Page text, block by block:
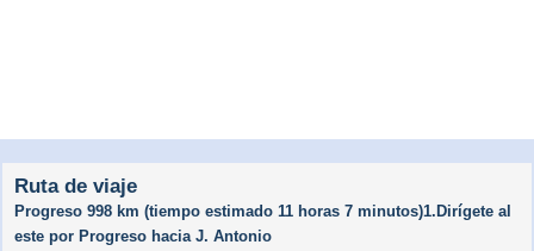
Ruta de viaje
Progreso 998 km (tiempo estimado 11 horas 7 minutos)1.Dirígete al
este por Progreso hacia J. Antonio